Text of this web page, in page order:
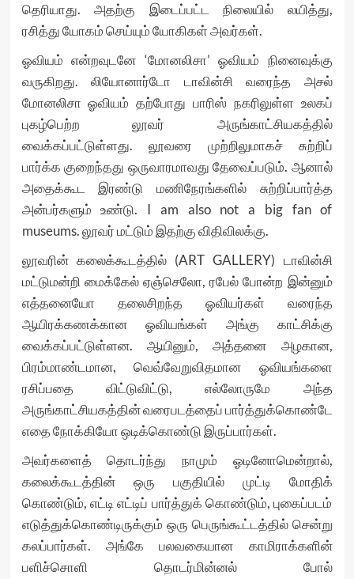
தெரியாது. அதற்கு இடைப்பட்ட நிலையில் லயித்து,
ரசித்து யோகம் செய்யும் யோகிகள் அவர்கள்.
ஓவியம் என்றவுடனே ‘மோனலிசா’ ஓவியம் நினைவுக்கு
வருகிறது. லியோனார்டோ டாவின்சி வரைந்த அசல்
மோனலிசா ஓவியம் தற்போது பாரிஸ் நகரிலுள்ள உலகப்
புகழ்பெற்ற லூவர் அருங்காட்சியகத்தில்
வைக்கப்பட்டுள்ளது. லூவரை முற்றிலுமாகச் சுற்றிப்
பார்க்க குறைந்தது ஒருவாரமாவது தேவைப்படும். ஆனால்
அதைக்கூட இரண்டு மணிநேரங்களில் சுற்றிப்பார்த்த
அன்பர்களும் உண்டு. I am also not a big fan of
museums. லூவர் மட்டும் இதற்கு விதிவிலக்கு.
லூவரின் கலைக்கூடத்தில் (ART GALLERY) டாவின்சி
மட்டுமன்றி மைக்கேல் ஏஞ்செலோ, ரபேல் போன்ற இன்னும்
எத்தனையோ தலைசிறந்த ஓவியர்கள் வரைந்த
ஆயிரக்கணக்கான ஓவியங்கள் அங்கு காட்சிக்கு
வைக்கப்பட்டுள்ளன. ஆயினும், அத்தனை அழகான,
பிரம்மாண்டமான, வெவ்வேறுவிதமான ஓவியங்களை
ரசிப்பதை விட்டுவிட்டு, எல்லோருமே அந்த
அருங்காட்சியகத்தின் வரைபடத்தைப் பார்த்துக்கொண்டே
எதை நோக்கியோ ஒடிக்கொண்டு இருப்பார்கள்.
அவர்களைத் தொடர்ந்து நாமும் ஓடினோமென்றால்,
கலைக்கூடத்தின் ஒரு பகுதியில் முட்டி மோதிக்
கொண்டும், எட்டி எட்டிப் பார்த்துக் கொண்டும், புகைப்படம்
எடுத்துக்கொண்டிருக்கும் ஒரு பெருங்கூட்டத்தில் சென்று
கலப்பார்கள். அங்கே பலவகையான காமிராக்களின்
பளிச்சொளி தொடர்மின்னல் போல்